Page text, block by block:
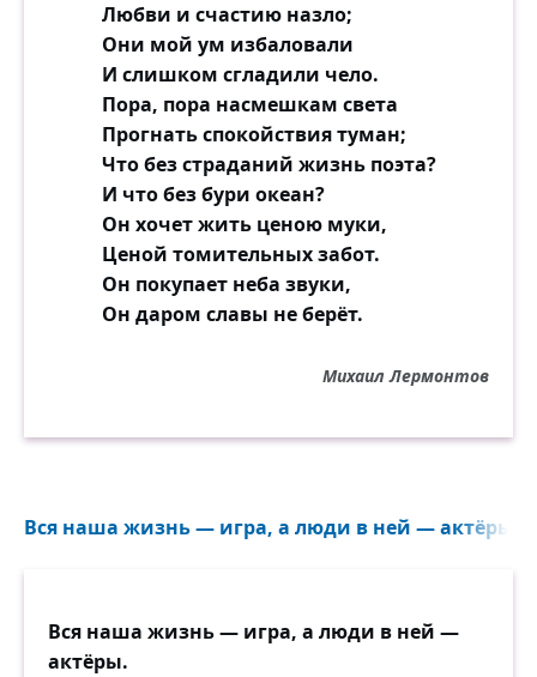
Любви и счастию назло;
Они мой ум избаловали
И слишком сгладили чело.
Пора, пора насмешкам света
Прогнать спокойствия туман;
Что без страданий жизнь поэта?
И что без бури океан?
Он хочет жить ценою муки,
Ценой томительных забот.
Он покупает неба звуки,
Он даром славы не берёт.
Михаил Лермонтов
Вся наша жизнь — игра, а люди в ней — актёры...
Вся наша жизнь — игра, а люди в ней —
актёры.